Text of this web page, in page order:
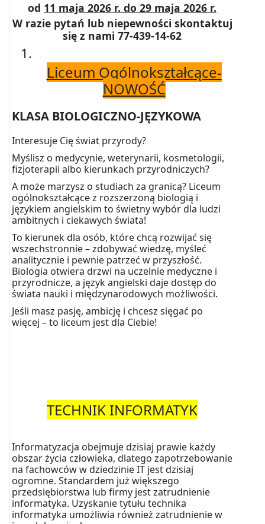
od 11 maja 2026 r. do 29 maja 2026 r.
W razie pytań lub niepewności skontaktuj
się z nami 77-439-14-62
Liceum Ogólnokształcące-
NOWOŚĆ
KLASA BIOLOGICZNO-JĘZYKOWA
Interesuje Cię świat przyrody?
Myślisz o medycynie, weterynarii, kosmetologii,
fizjoterapii albo kierunkach przyrodniczych?
A może marzysz o studiach za granicą? Liceum
ogólnokształcące z rozszerzoną biologią i
językiem angielskim to świetny wybór dla ludzi
ambitnych i ciekawych świata!
To kierunek dla osób, które chcą rozwijać się
wszechstronnie – zdobywać wiedzę, myśleć
analitycznie i pewnie patrzeć w przyszłość.
Biologia otwiera drzwi na uczelnie medyczne i
przyrodnicze, a język angielski daje dostęp do
świata nauki i międzynarodowych możliwości.
Jeśli masz pasję, ambicję i chcesz sięgać po
więcej – to liceum jest dla Ciebie!
TECHNIK INFORMATYK
Informatyzacja obejmuje dzisiaj prawie każdy
obszar życia człowieka, dlatego zapotrzebowanie
na fachowców w dziedzinie IT jest dzisiaj
ogromne. Standardem już większego
przedsiębiorstwa lub firmy jest zatrudnienie
informatyka. Uzyskanie tytułu technika
informatyka umożliwia również zatrudnienie w